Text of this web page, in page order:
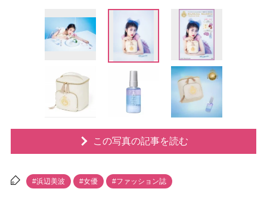
この写真の記事を読む
#浜辺美波 #女優 #ファッション誌